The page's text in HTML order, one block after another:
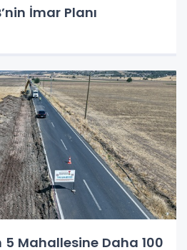
İmar Planı
5 Mahallesine Daha 100